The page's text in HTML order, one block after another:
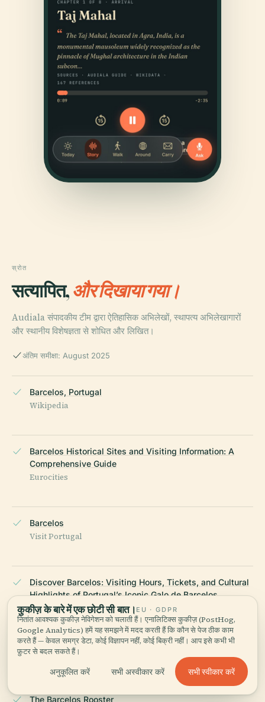
स्रोत
सत्यापित,और दिखाया गया।
Audiala संपादकीय टीम द्वारा ऐतिहासिक अभिलेखों, स्थापत्य अभिलेखागारों
और स्थानीय विशेषज्ञता से शोधित और लिखित।
अंतिम समीक्षा: August 2025
Barcelos, Portugal
Wikipedia
Barcelos Historical Sites and Visiting Information: A
Comprehensive Guide
Eurocities
Barcelos
Visit Portugal
Discover Barcelos: Visiting Hours, Tickets, and Cultural
Highlights of Portugal’s Iconic Galo de Barcelos.
European Best Destinations
Mad About Porto: Barcelos
The Barcelos Rooster
कुकीज़ के बारे में एक छोटी सी बात। EU · GDPR
नितांत आवश्यक कुकीज़ नेविगेशन को चलाती हैं। एनालिटिक्स कुकीज़ (PostHog,
Google Analytics) हमें यह समझने में मदद करती हैं कि कौन से पेज ठीक काम
करते हैं — केवल समग्र डेटा, कोई विज्ञापन नहीं, कोई बिक्री नहीं। आप इसे कभी भी
फ़ुटर से बदल सकते हैं।
अनुकूलित करें सभी अस्वीकार करें सभी स्वीकार करें